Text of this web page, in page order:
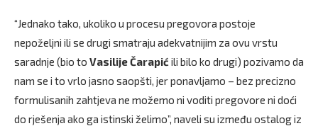
“Jednako tako, ukoliko u procesu pregovora postoje
nepoželjni ili se drugi smatraju adekvatnijim za ovu vrstu
saradnje (bio to Vasilije Čarapić ili bilo ko drugi) pozivamo da
nam se i to vrlo jasno saopšti, jer ponavljamo – bez precizno
formulisanih zahtjeva ne možemo ni voditi pregovore ni doći
do rješenja ako ga istinski želimo”, naveli su između ostalog iz